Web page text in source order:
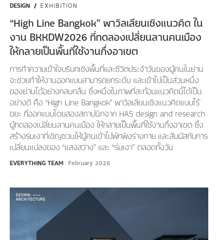
DESIGN / EXHIBITION
“High Line Bangkok” พาวิลเลียนเชิงแนวคิด ใน
งาน BKKDW2026 ที่ทดลองเปลี่ยนลานคนเมือง
ให้กลายเป็นพื้นที่ใช้งานกึ่งอาเขต
การทำความเข้าใจบริบทเชิงพื้นที่และชีวิตประจำวันของผู้คนในย่าน
จะช่วยทำให้งานออกแบบสามารถยกระดับ และเข้าไปเป็นส่วนหนึ่ง
ของย่านได้อย่างกลมกลืน ซึ่งหนึ่งในภาพที่สะท้อนแนวคิดนี้ได้เป็น
อย่างดี คือ “High Line Bangkok” พาวิลเลียนเชิงแนวคิดแบบไร้
ขยะ ที่ออกแบบโดยสองสถาปนิกจาก HAS design and research
ผู้ทดลองเปลี่ยนลานคนเมือง ให้กลายเป็นพื้นที่ใช้งานกึ่งอาเขต ซึ่ง
สร้างร่มเงาที่เชิญชวนให้ผู้คนเข้าไปพักพิงร่างกาย และสัมผัสกับการ
เปลี่ยนแปลงของ “แสงสว่าง” และ “ร่มเงา” ตลอดทั้งวัน
EVERYTHING TEAM February 2026